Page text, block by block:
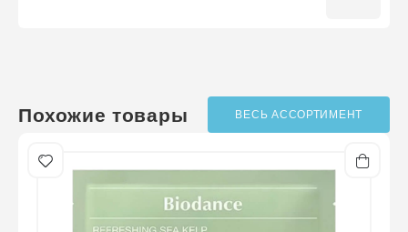
Отзыв
Похожие товары ВЕСЬ АССОРТИМЕНТ